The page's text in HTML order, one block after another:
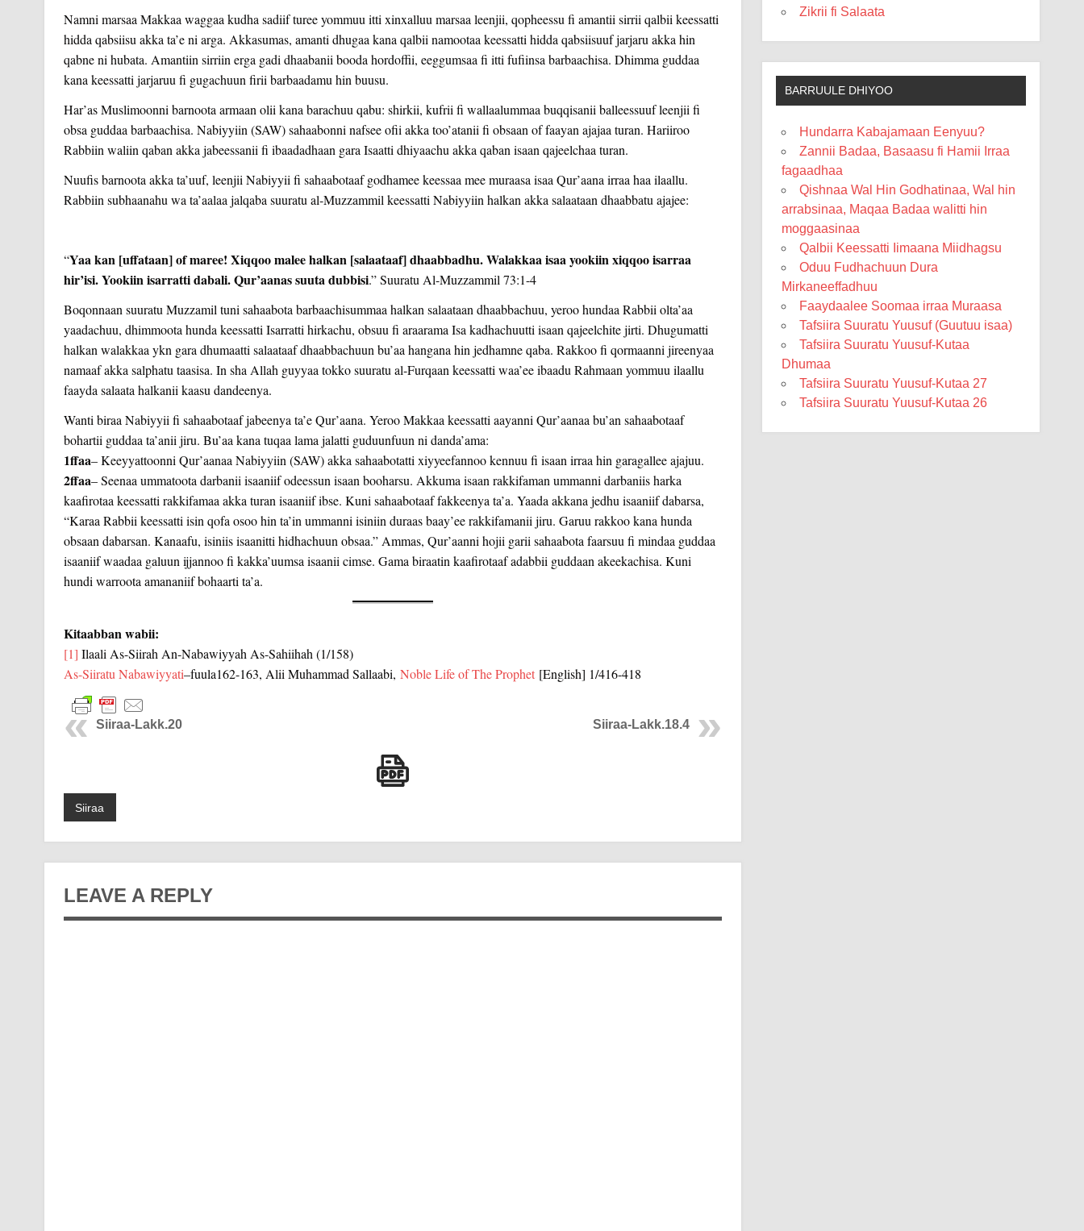
Namni marsaa Makkaa waggaa kudha sadiif turee yommuu itti xinxalluu marsaa leenjii, qopheessu fi amantii sirrii qalbii keessatti
hidda qabsiisu akka ta’e ni arga. Akkasumas, amanti dhugaa kana qalbii namootaa keessatti hidda qabsiisuuf jarjaru akka hin
qabne ni hubata. Amantiin sirriin erga gadi dhaabanii booda hordoffii, eeggumsaa fi itti fufiinsa barbaachisa. Dhimma guddaa
kana keessatti jarjaruu fi gugachuun firii barbaadamu hin buusu.
Har’as Muslimoonni barnoota armaan olii kana barachuu qabu: shirkii, kufrii fi wallaalummaa buqqisanii balleessuuf leenjii fi
obsa guddaa barbaachisa. Nabiyyiin (SAW) sahaabonni nafsee ofii akka too’atanii fi obsaan of faayan ajajaa turan. Hariiroo
Rabbiin waliin qaban akka jabeessanii fi ibaadadhaan gara Isaatti dhiyaachu akka qaban isaan qajeelchaa turan.
Nuufis barnoota akka ta’uuf, leenjii Nabiyyii fi sahaabotaaf godhamee keessaa mee muraasa isaa Qur’aana irraa haa ilaallu.
Rabbiin subhaanahu wa ta’aalaa jalqaba suuratu al-Muzzammil keessatti Nabiyyiin halkan akka salaataan dhaabbatu ajajee:
“Yaa kan [uffataan] of maree! Xiqqoo malee halkan [salaataaf] dhaabbadhu. Walakkaa isaa yookiin xiqqoo isarraa
hir’isi. Yookiin isarratti dabali. Qur’aanas suuta dubbisi.” Suuratu Al-Muzzammil 73:1-4
Boqonnaan suuratu Muzzamil tuni sahaabota barbaachisummaa halkan salaataan dhaabbachuu, yeroo hundaa Rabbii olta’aa
yaadachuu, dhimmoota hunda keessatti Isarratti hirkachu, obsuu fi araarama Isa kadhachuutti isaan qajeelchite jirti. Dhugumatti
halkan walakkaa ykn gara dhumaatti salaataaf dhaabbachuun bu’aa hangana hin jedhamne qaba. Rakkoo fi qormaanni jireenyaa
namaaf akka salphatu taasisa. In sha Allah guyyaa tokko suuratu al-Furqaan keessatti waa’ee ibaadu Rahmaan yommuu ilaallu
faayda salaata halkanii kaasu dandeenya.
Wanti biraa Nabiyyii fi sahaabotaaf jabeenya ta’e Qur’aana. Yeroo Makkaa keessatti aayanni Qur’aanaa bu’an sahaabotaaf
bohartii guddaa ta’anii jiru. Bu’aa kana tuqaa lama jalatti guduunfuun ni danda’ama:
1ffaa– Keeyyattoonni Qur’aanaa Nabiyyiin (SAW) akka sahaabotatti xiyyeefannoo kennuu fi isaan irraa hin garagallee ajajuu.
2ffaa– Seenaa ummatoota darbanii isaaniif odeessun isaan booharsu. Akkuma isaan rakkifaman ummanni darbaniis harka
kaafirotaa keessatti rakkifamaa akka turan isaaniif ibse. Kuni sahaabotaaf fakkeenya ta’a. Yaada akkana jedhu isaaniif dabarsa,
“Karaa Rabbii keessatti isin qofa osoo hin ta’in ummanni isiniin duraas baay’ee rakkifamanii jiru. Garuu rakkoo kana hunda
obsaan dabarsan. Kanaafu, isiniis isaanitti hidhachuun obsaa.” Ammas, Qur’aanni hojii garii sahaabota faarsuu fi mindaa guddaa
isaaniif waadaa galuun ijjannoo fi kakka’uumsa isaanii cimse. Gama biraatin kaafirotaaf adabbii guddaan akeekachisa. Kuni
hundi warroota amananiif bohaarti ta’a.
Kitaabban wabii:
[1] Ilaali As-Siirah An-Nabawiyyah As-Sahiihah (1/158)
As-Siiratu Nabawiyyati–fuula162-163, Alii Muhammad Sallaabi, Noble Life of The Prophet[English] 1/416-418
Siiraa-Lakk.20 Siiraa-Lakk.18.4
Siiraa
LEAVE A REPLY
Zikrii fi Salaata
BARRUULE DHIYOO
Hundarra Kabajamaan Eenyuu?
Zannii Badaa, Basaasu fi Hamii Irraa
fagaadhaa
Qishnaa Wal Hin Godhatinaa, Wal hin
arrabsinaa, Maqaa Badaa walitti hin
moggaasinaa
Qalbii Keessatti Iimaana Miidhagsu
Oduu Fudhachuun Dura
Mirkaneeffadhuu
Faaydaalee Soomaa irraa Muraasa
Tafsiira Suuratu Yuusuf (Guutuu isaa)
Tafsiira Suuratu Yuusuf-Kutaa
Dhumaa
Tafsiira Suuratu Yuusuf-Kutaa 27
Tafsiira Suuratu Yuusuf-Kutaa 26